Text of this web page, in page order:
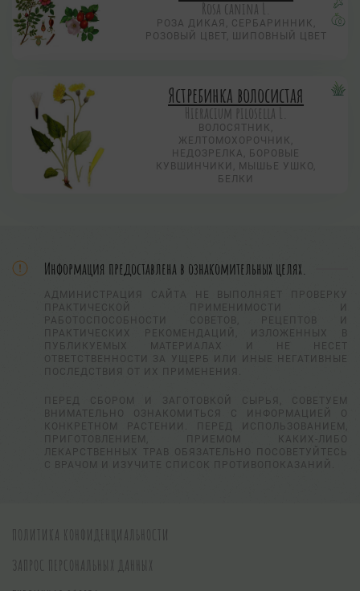
Rosa canina L.
РОЗА ДИКАЯ, СЕРБАРИННИК,
РОЗОВЫЙ ЦВЕТ, ШИПОВНЫЙ ЦВЕТ
Ястребинка волосистая
Hieracium pilosella L.
ВОЛОСЯТНИК,
ЖЕЛТОМОХОРОЧНИК,
НЕДОЗРЕЛКА, БОРОВЫЕ
КУВШИНЧИКИ, МЫШЬЕ УШКО,
БЕЛКИ
Информация предоставлена в ознакомительных целях.
АДМИНИСТРАЦИЯ САЙТА НЕ ВЫПОЛНЯЕТ ПРОВЕРКУ
ПРАКТИЧЕСКОЙ ПРИМЕНИМОСТИ И
РАБОТОСПОСОБНОСТИ СОВЕТОВ, РЕЦЕПТОВ И
ПРАКТИЧЕСКИХ РЕКОМЕНДАЦИЙ, ИЗЛОЖЕННЫХ В
ПУБЛИКУЕМЫХ МАТЕРИАЛАХ И НЕ НЕСЕТ
ОТВЕТСТВЕННОСТИ ЗА УЩЕРБ ИЛИ ИНЫЕ НЕГАТИВНЫЕ
ПОСЛЕДСТВИЯ ОТ ИХ ПРИМЕНЕНИЯ.
ПЕРЕД СБОРОМ И ЗАГОТОВКОЙ СЫРЬЯ, СОВЕТУЕМ
ВНИМАТЕЛЬНО ОЗНАКОМИТЬСЯ С ИНФОРМАЦИЕЙ О
КОНКРЕТНОМ РАСТЕНИИ. ПЕРЕД ИСПОЛЬЗОВАНИЕМ,
ПРИГОТОВЛЕНИЕМ, ПРИЕМОМ КАКИХ-ЛИБО
ЛЕКАРСТВЕННЫХ ТРАВ ОБЯЗАТЕЛЬНО ПОСОВЕТУЙТЕСЬ
С ВРАЧОМ И ИЗУЧИТЕ СПИСОК ПРОТИВОПОКАЗАНИЙ.
ПОЛИТИКА КОНФИДЕНЦИАЛЬНОСТИ
ЗАПРОС ПЕРСОНАЛЬНЫХ ДАННЫХ